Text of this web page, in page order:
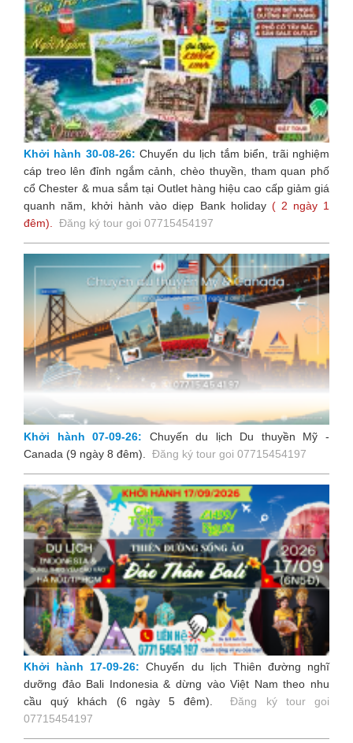
Khởi hành 30-08-26: Chuyến du lịch tắm biển, trãi nghiệm
cáp treo lên đỉnh ngắm cảnh, chèo thuyền, tham quan phố
cổ Chester & mua sắm tại Outlet hàng hiệu cao cấp giảm giá
quanh năm, khởi hành vào diẹp Bank holiday ( 2 ngày 1
đêm). Đăng ký tour goi 07715454197
Khởi hành 07-09-26:
Chuyến du lịch Du thuyền Mỹ -
Canada (9 ngày 8 đêm).
Đăng ký tour goi 07715454197
Khởi hành 17-09-26: Chuyến du lịch Thiên đường nghĩ
dưỡng đảo Bali Indonesia & dừng vào Việt Nam theo nhu
cầu quý khách (6 ngày 5 đêm).
Đăng ký tour goi
07715454197